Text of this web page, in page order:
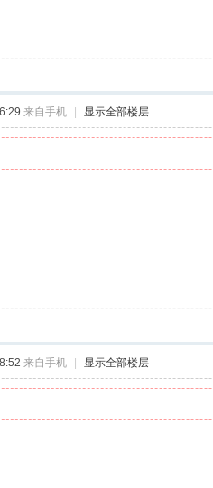
来自手机 显示全部楼层
来自手机 显示全部楼层